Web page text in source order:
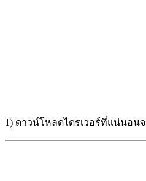
1) ดาวน์โหลดไดรเวอร์ที่แน่นอน